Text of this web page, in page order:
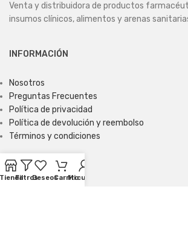
Venta y distribuidora de productos
insumos clínicos, alimentos y arenas
INFORMACIÓN
Nosotros
Preguntas Frecuentes
Política de privacidad
Política de devolución y reembolso
Términos y condiciones
ENCUÉNTRANOS
FiltrosDeseosCarritoMi cuenta